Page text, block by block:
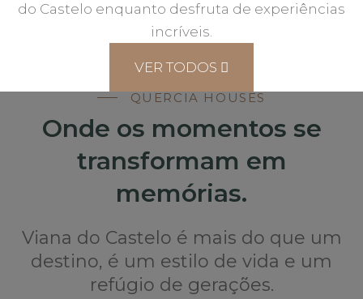
do Castelo enquanto desfruta de experiências
incríveis.
VER TODOS
QUERCIA HOUSES
Onde os momentos se
transformam em
memórias.
Viana do Castelo é mais do que um
destino, é um estilo de vida e um
refúgio de gerações.